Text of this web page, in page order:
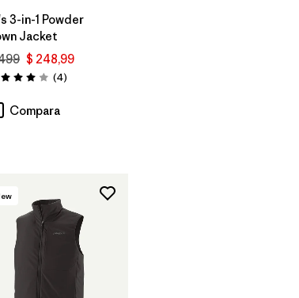
3-in-1 Powder
Jacket
$ 248,99
4.0 / 5
(4Comentarios
)
Compara